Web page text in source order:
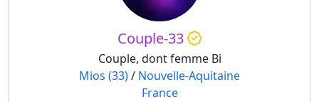
Couple-33
Couple, dont femme Bi
Mios (33)/ Nouvelle-Aquitaine
France